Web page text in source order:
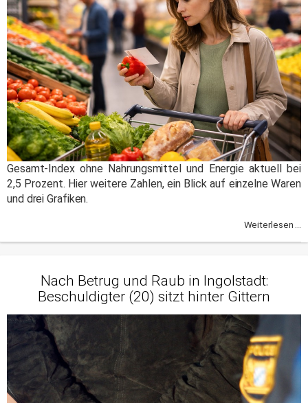
Gesamt-Index ohne Nahrungsmittel und Energie aktuell bei
2,5 Prozent. Hier weitere Zahlen, ein Blick auf einzelne Waren
und drei Grafiken.
Weiterlesen ...
Nach Betrug und Raub in Ingolstadt:
Beschuldigter (20) sitzt hinter Gittern